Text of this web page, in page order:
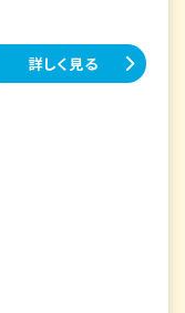
詳しく見る